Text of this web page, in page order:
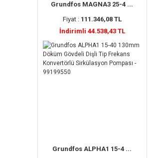
Grundfos MAGNA3 25-4 ...
Fiyat : 111.346,08 TL
İndirimli 44.538,43 TL
Grundfos ALPHA1 15-4 ...